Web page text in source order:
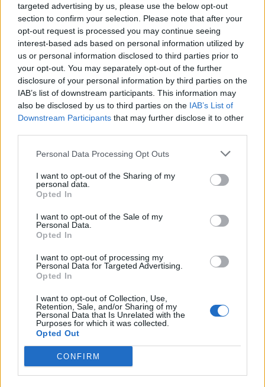
targeted advertising by us, please use the below opt-out
section to confirm your selection. Please note that after your
opt-out request is processed you may continue seeing
interest-based ads based on personal information utilized by
us or personal information disclosed to third parties prior to
your opt-out. You may separately opt-out of the further
disclosure of your personal information by third parties on the
IAB’s list of downstream participants. This information may
also be disclosed by us to third parties on the IAB’s List of
Downstream Participants that may further disclose it to other
Personal Data Processing Opt Outs
I want to opt-out of the Sharing of my
personal data.
Opted In
I want to opt-out of the Sale of my
Personal Data.
Opted In
I want to opt-out of processing my
Personal Data for Targeted Advertising.
Opted In
I want to opt-out of Collection, Use,
Retention, Sale, and/or Sharing of my
Personal Data that Is Unrelated with the
Purposes for which it was collected.
Opted Out
CONFIRM
Un precedente che fa tremare la Premier
Gli analisti definiscono questo provvedimento come la più
grande azione risarcitoria tra due club nella storia della
Premier League.L’Everton ritiene che la sanzione sia
sproporzionata,soprattutto se confrontata con i12 milioni
di euro(10 mln di sterline) inflitti al Chelsea per i
pagamenti segreti agli agenti o i 6,5 milioni di euro(5,5
mln di sterline) al West Ham per il caso Tevez-Mascherano
del 2007.
Nonostante l’attuale proprietà (il Friedkin Group) sia
estranea alla gestione Moshiri che ha originato i guai
finanziari, il club dovrà ora affrontare questa pesante
battaglia legale. Fonti vicine al club assicurano che questa
sentenza non influenzerà le strategie di mercato estive, ma
il mondo del calcio inglese resta in allerta: se questa
sentenza venisse confermata in appello, si aprirebbe un
vaso di Pandora. Club come Leicester,
Forest e
Southampton hanno già monitorato la situazione e,
soprattutto, gli occhi sono tutti puntati sul “processo del
secolo” riguardante le115 accuse pendenti sul
Manchester City